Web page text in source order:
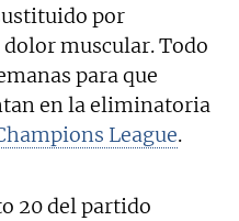
por
muscular. Todo
para que
en la eliminatoria
League.
20 del partido